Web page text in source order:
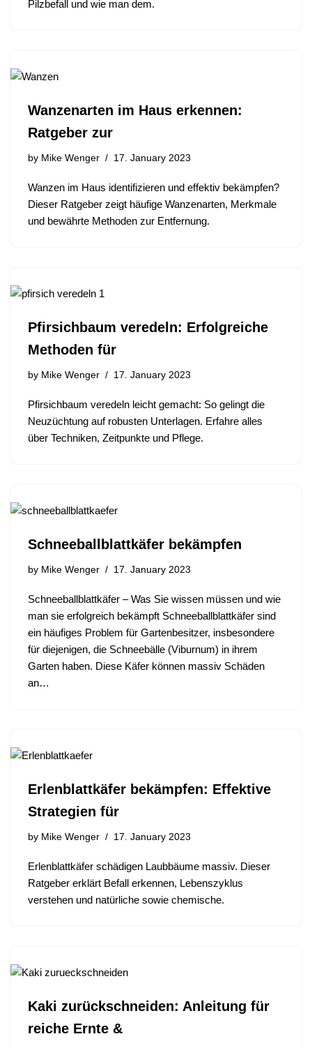
Pilzbefall und wie man dem.
Wanzenarten im Haus erkennen:
Ratgeber zur
by Mike Wenger 17. January 2023
Wanzen im Haus identifizieren und effektiv bekämpfen?
Dieser Ratgeber zeigt häufige Wanzenarten, Merkmale
und bewährte Methoden zur Entfernung.
Pfirsichbaum veredeln: Erfolgreiche
Methoden für
by Mike Wenger 17. January 2023
Pfirsichbaum veredeln leicht gemacht: So gelingt die
Neuzüchtung auf robusten Unterlagen. Erfahre alles
über Techniken, Zeitpunkte und Pflege.
Schneeballblattkäfer bekämpfen
by Mike Wenger 17. January 2023
Schneeballblattkäfer – Was Sie wissen müssen und wie
man sie erfolgreich bekämpft Schneeballblattkäfer sind
ein häufiges Problem für Gartenbesitzer, insbesondere
für diejenigen, die Schneebälle (Viburnum) in ihrem
Garten haben. Diese Käfer können massiv Schäden
an…
Erlenblattkäfer bekämpfen: Effektive
Strategien für
by Mike Wenger 17. January 2023
Erlenblattkäfer schädigen Laubbäume massiv. Dieser
Ratgeber erklärt Befall erkennen, Lebenszyklus
verstehen und natürliche sowie chemische.
Kaki zurückschneiden: Anleitung für
reiche Ernte &